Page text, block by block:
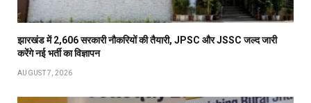
झारखंड में 2,606 सरकारी नौकरियों की तैयारी, JPSC और JSSC जल्द जारी
करेंगे नई भर्ती का विज्ञापन
AUGUST 7, 2026